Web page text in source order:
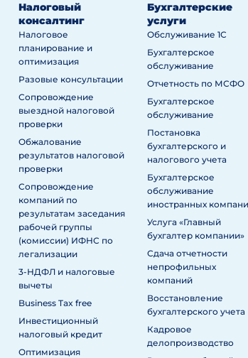
Налоговый
консалтинг
Налоговое
планирование и
оптимизация
Разовые консультации
Сопровождение
выездной налоговой
проверки
Обжалование
результатов налоговой
проверки
Сопровождение
компаний по
результатам заседания
рабочей группы
(комиссии) ИФНС по
легализации
3-НДФЛ и налоговые
вычеты
Business Tax free
Инвестиционный
налоговый кредит
Оптимизация
Бухгалтерские
услуги
Обслуживание 1С
Бухгалтерское
обслуживание
Отчетность по МСФО
Бухгалтерское
обслуживание
Постановка
бухгалтерского и
налогового учета
Бухгалтерское
обслуживание
иностранных
Услуга «Главный
бухгалтер компании»
Сдача отчетности
непрофильных
компаний
Восстановление
бухгалтерского учета
Кадровое
делопроизводство